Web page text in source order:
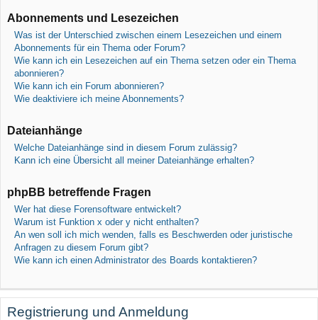
Abonnements und Lesezeichen
Was ist der Unterschied zwischen einem Lesezeichen und einem
Abonnements für ein Thema oder Forum?
Wie kann ich ein Lesezeichen auf ein Thema setzen oder ein Thema
abonnieren?
Wie kann ich ein Forum abonnieren?
Wie deaktiviere ich meine Abonnements?
Dateianhänge
Welche Dateianhänge sind in diesem Forum zulässig?
Kann ich eine Übersicht all meiner Dateianhänge erhalten?
phpBB betreffende Fragen
Wer hat diese Forensoftware entwickelt?
Warum ist Funktion x oder y nicht enthalten?
An wen soll ich mich wenden, falls es Beschwerden oder juristische
Anfragen zu diesem Forum gibt?
Wie kann ich einen Administrator des Boards kontaktieren?
Registrierung und Anmeldung